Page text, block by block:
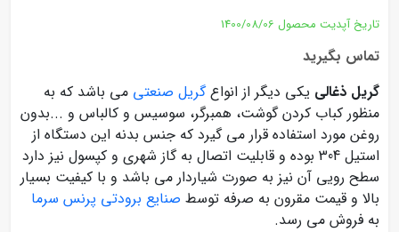
تاریخ آپدیت محصول 1400/08/06
تماس بگیرید
گریل ذغالی یکی دیگر از انواعگریل صنعتی می باشد که به
منظور کباب کردن گوشت، همبرگر، سوسیس و کالباس و ...بدون
روغن مورد استفاده قرار می گیرد که جنس بدنه این دستگاه از
استیل 304 بوده و قابلیت اتصال به گاز شهری و کپسول نیز دارد
سطح رویی آن نیز به صورت شیاردار می باشد و با کیفیت بسیار
بالا و قیمت مقرون به صرفه توسط صنایع برودتی پرنس سرما
به فروش می رسد.